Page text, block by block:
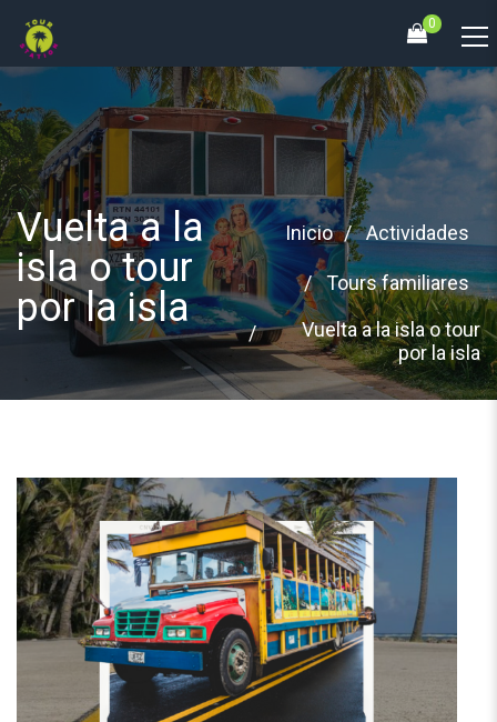
0
Vuelta a la
isla o tour
por la isla
Inicio Actividades
Tours familiares
Vuelta a la isla o tour
por la isla